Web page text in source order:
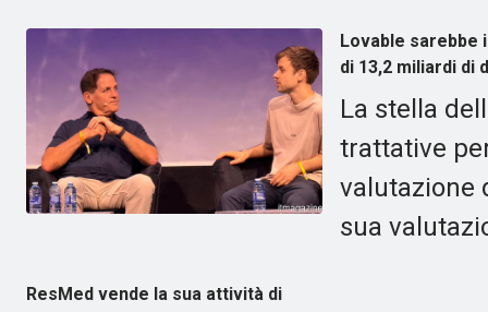
Lovable sarebbe
di 13,2 miliardi di
La stella
trattative
valutazione
sua
ResMed vende la sua attività di